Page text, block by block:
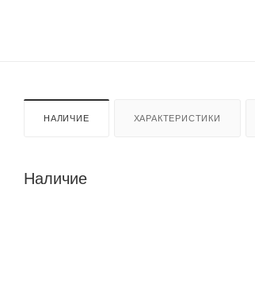
НАЛИЧИЕ ХАРАКТЕРИСТИКИ
Наличие